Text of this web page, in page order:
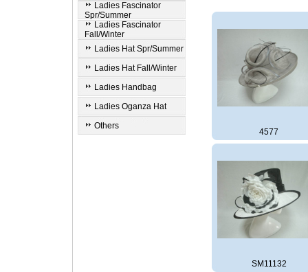
Ladies Fascinator
Spr/Summer
Ladies Fascinator
Fall/Winter
Ladies Hat Spr/Summer
Ladies Hat Fall/Winter
Ladies Handbag
Ladies Oganza Hat
Others
4577
SM11132